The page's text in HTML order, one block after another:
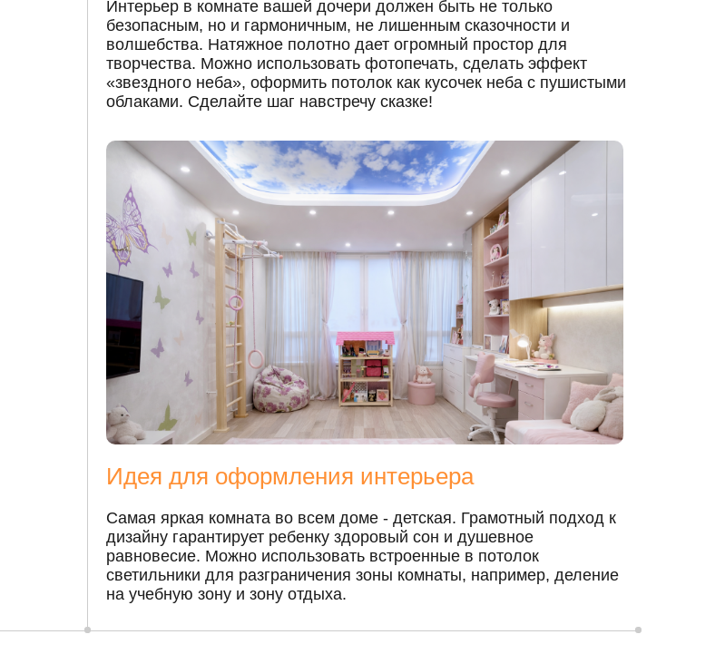
Идея для оформления интерьера
Самая яркая комната во всем доме - детская. Грамотный подход к
дизайну гарантирует ребенку здоровый сон и душевное
равновесие. Можно использовать встроенные в потолок
светильники для разграничения зоны комнаты, например, деление
на учебную зону и зону отдыха.
Интерьер в комнате вашей дочери должен быть не только
безопасным, но и гармоничным, не лишенным сказочности и
волшебства. Натяжное полотно дает огромный простор для
творчества. Можно использовать фотопечать, сделать эффект
«звездного неба», оформить потолок как кусочек неба с пушистыми
облаками. Сделайте шаг навстречу сказке!